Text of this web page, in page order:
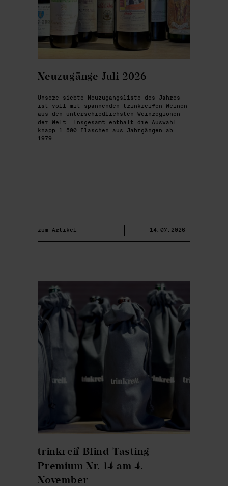
Neuzugänge Juli 2026
Unsere siebte Neuzugangsliste des Jahres
ist voll mit spannenden trinkreifen Weinen
aus den unterschiedlichsten Weinregionen
der Welt. Insgesamt enthält die Auswahl
knapp 1.500 Flaschen aus Jahrgängen ab
1979.
zum Artikel 14.07.2026
trinkreif Blind Tasting
Premium Nr. 14 am 4.
November